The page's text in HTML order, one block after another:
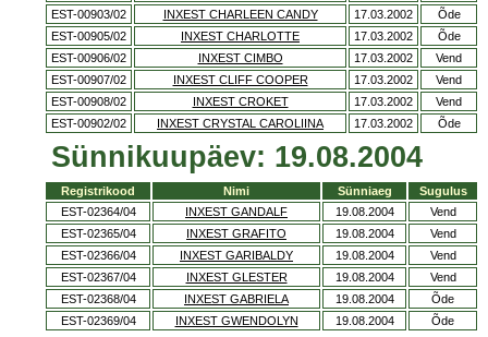
EST-00903/02
INXEST CHARLEEN CANDY 17.03.2002
Õde
EST-00905/02
INXEST CHARLOTTE 17.03.2002
Õde
EST-00906/02
INXEST CIMBO 17.03.2002
Vend
EST-00907/02
INXEST CLIFF COOPER 17.03.2002
Vend
EST-00908/02
INXEST CROKET 17.03.2002
Vend
EST-00902/02
INXEST CRYSTAL CAROLIINA 17.03.2002 Õde
Sünnikuupäev: 19.08.2004
Registrikood Nimi Sünniaeg
Sugulus
EST-02364/04
INXEST GANDALF 19.08.2004
Vend
EST-02365/04
INXEST GRAFITO 19.08.2004
Vend
EST-02366/04
INXEST GARIBALDY 19.08.2004
Vend
EST-02367/04
INXEST GLESTER 19.08.2004
Vend
EST-02368/04
INXEST GABRIELA 19.08.2004
Õde
EST-02369/04
INXEST GWENDOLYN 19.08.2004 Õde